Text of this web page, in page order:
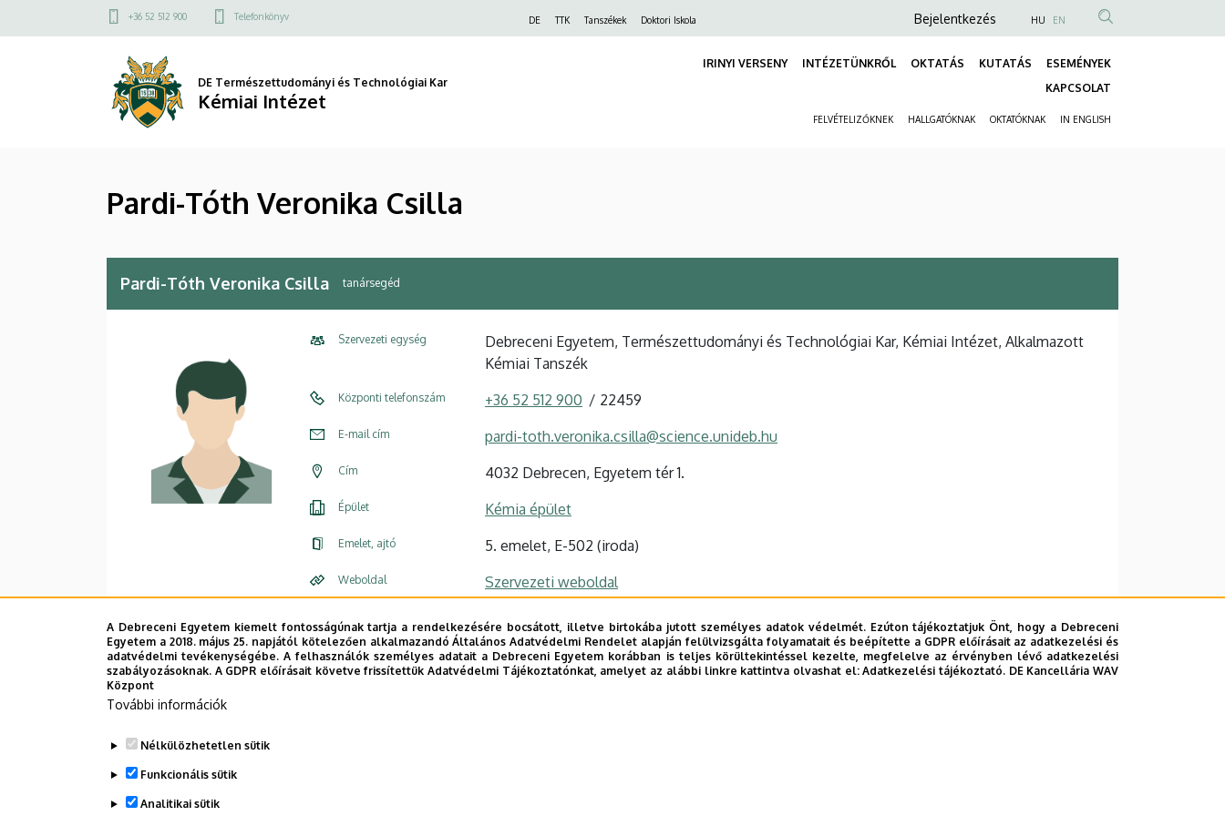
Veronika
a
Felső
menü
+36 52 512 900 Telefonkönyv DE TTK Tanszékek Doktori Iskola
Anonim
fiók
Bejelentkezés HU EN
DE Természettudományi és Technológiai Kar
Kémiai Intézet
IRINYI VERSENY INTÉZETÜNKRŐL OKTATÁS KUTATÁS
ESEMÉNYEK
KAPCSOLAT
FELVÉTELIZŐKNEK HALLGATÓKNAK OKTATÓKNAK IN ENGLISH
Pardi-Tóth Veronika Csilla
Pardi-Tóth Veronika Csilla tanársegéd
Szervezeti egység
Debreceni Egyetem, Természettudományi és Technológiai Kar, Kémiai Intézet, Alkalmazott
Kémiai Tanszék
Központi telefonszám +36 52 512 900 22459
E-mail cím pardi-toth.veronika.csilla@science.unideb.hu
Cím 4032 Debrecen, Egyetem tér 1.
Épület Kémia épület
Emelet, ajtó 5. emelet, E-502 (iroda)
Weboldal
Szervezeti weboldal
Tudóstér profil
A Debreceni Egyetem kiemelt fontosságúnak tartja a rendelkezésére bocsátott, illetve birtokába jutott személyes adatok védelmét. Ezúton tájékoztatjuk Önt, hogy a Debreceni
Egyetem a 2018. május 25. napjától kötelezően alkalmazandó Általános Adatvédelmi Rendelet alapján felülvizsgálta folyamatait és beépítette a GDPR előírásait az adatkezelési és
adatvédelmi tevékenységébe. A felhasználók személyes adatait a Debreceni Egyetem korábban is teljes körültekintéssel kezelte, megfelelve az érvényben lévő adatkezelési
szabályozásoknak. A GDPR előírásait követve frissítettük Adatvédelmi Tájékoztatónkat, amelyet az alábbi linkre kattintva olvashat el:Adatkezelési tájékoztató. DE Kancellária WAV
Központ
További információk
Nélkülözhetetlen sütik
Funkcionális sütik
Analitikai sütik